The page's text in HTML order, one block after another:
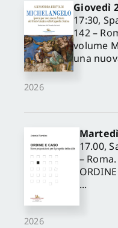
2026
Giovedì
17:30,
142 –
volume
una
2026
17.00,
–
...